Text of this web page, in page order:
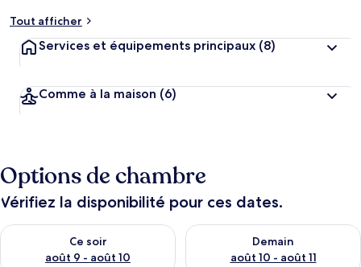
Tout afficher
Services et équipements principaux (8)
Comme à la maison (6)
Options de chambre
Vérifiez la disponibilité pour ces dates.
Ce soir
août 9 - août 10
Vérifier la disponibilité pour ce soir août 9 - août 10
Demain
août 10 - août 11
Vérifier la disponibilité pour